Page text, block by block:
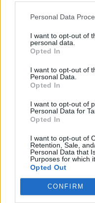
Personal Data
I want to opt-out of
personal data.
Opted In
I want to opt-out of
Personal Data.
Opted In
I want to opt-out of
Personal Data for
Opted In
I want to opt-out of
Retention, Sale,
Personal Data that
Purposes for which
Opted Out
CONFIRM
Φωτιά τώρα στη
κινητοποίηση της
05/08/2026 13:25